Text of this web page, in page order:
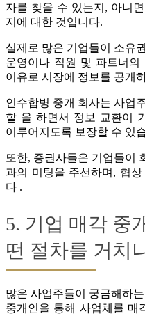
자를 찾을 수 있는지, 아니
지에 대한 것입니다.
실제로 많은 기업들이 소유
운영이나 직원 및 파트너
이유로 시장에 정보를 공개
인수합병 중개 회사는 사업
할 을 하면서 정보 교환이
이루어지도록 보장할 수 있
또한, 증권사들은 기업들이
과의 미팅을 주선하며, 협
다 .
5. 기업 매각 중
떤 절차를 거치
많은 사업주들이 궁금해하
중개인을 통해 사업체를 매